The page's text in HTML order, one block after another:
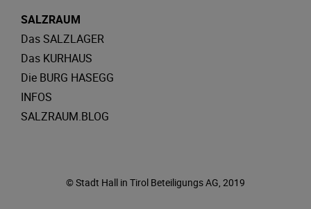
SALZRAUM
Das SALZLAGER
Das KURHAUS
Die BURG HASEGG
INFOS
SALZRAUM.BLOG
© Stadt Hall in Tirol Beteiligungs AG, 2019